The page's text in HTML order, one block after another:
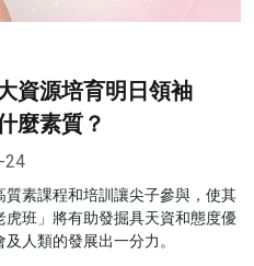
資源培育明日領袖
麼素質？
24
素課程和培訓讓尖子參與，使其
班」將有助發掘具天資和態度優
人類的發展出一分力。